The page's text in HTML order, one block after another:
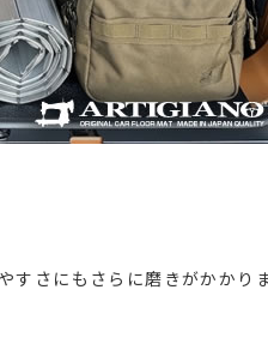
さにもさらに磨きがかかりま